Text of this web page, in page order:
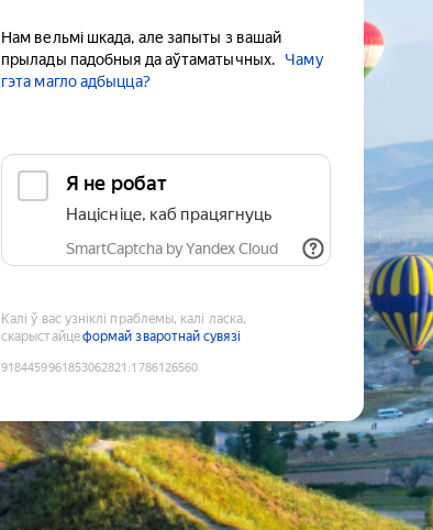
Нам вельмі шкада, але запыты з вашай
прылады падобныя да аўтаматычных.
Чаму
гэта магло адбыцца?
Я не робат
Націсніце, каб працягнуць
SmartCaptcha by Yandex Cloud
Калі ў вас узніклі праблемы, калі ласка,
скарыстайцеформай зваротнай сувязі
9184459961853062821 :1786126560